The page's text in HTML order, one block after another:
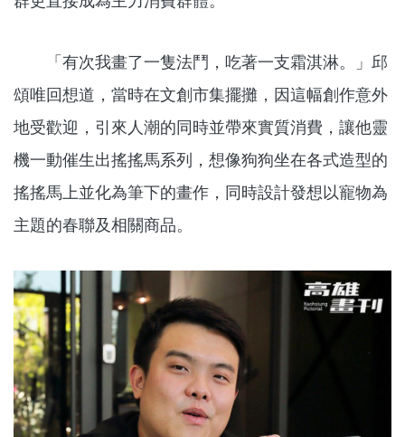
「有次我畫了一隻法鬥，吃著一支霜淇淋。」邱
頌唯回想道，當時在文創市集擺攤，因這幅創作意外
地受歡迎，引來人潮的同時並帶來實質消費，讓他靈
機一動催生出搖搖馬系列，想像狗狗坐在各式造型的
搖搖馬上並化為筆下的畫作，同時設計發想以寵物為
主題的春聯及相關商品。